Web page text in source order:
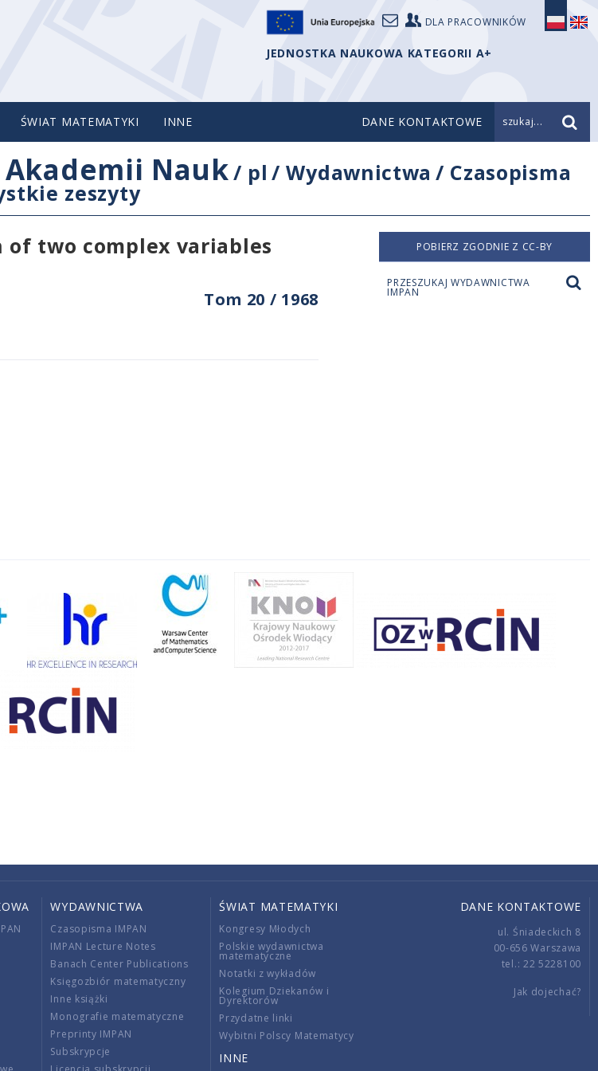
DLA PRACOWNIKÓW
JEDNOSTKA NAUKOWA KATEGORII A+
ŚWIAT MATEMATYKI INNE DANE KONTAKTOWE szukaj...
Nauk/ pl /Wydawnictwa / Czasopisma
zeszyty
two complex variables
Tom 20 / 1968
POBIERZ ZGODNIE Z CC-BY
PRZESZUKAJ WYDAWNICTWA
IMPAN
WYDAWNICTWA
Czasopisma IMPAN
IMPAN Lecture Notes
Banach Center Publications
Księgozbiór matematyczny
Inne książki
Monografie matematyczne
Preprinty IMPAN
Subskrypcje
ŚWIAT MATEMATYKI
Kongresy Młodych
Polskie wydawnictwa
matematyczne
Notatki z wykładów
Kolegium Dziekanów i
Dyrektorów
Przydatne linki
Wybitni Polscy Matematycy
INNE
DANE KONTAKTOWE
ul. Śniadeckich 8
00-656 Warszawa
tel.: 22 5228100
Jak dojechać?